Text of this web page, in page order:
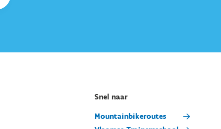
Snel naar
Mountainbikeroutes